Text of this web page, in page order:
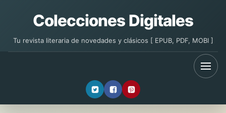
Colecciones Digitales
Tu revista literaria de novedades y clásicos [ EPUB, PDF, MOBI ]